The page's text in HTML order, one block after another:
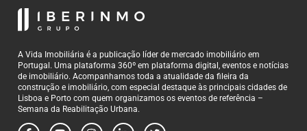
A Vida Imobiliária é a publicação líder de mercado imobiliário em
Portugal. Uma plataforma 360º em plataforma digital, eventos e notícias
de imobiliário. Acompanhamos toda a atualidade da fileira da
construção e imobiliário, com especial destaque às principais cidades de
Lisboa e Porto com quem organizamos os eventos de referência –
Semana da Reabilitação Urbana.